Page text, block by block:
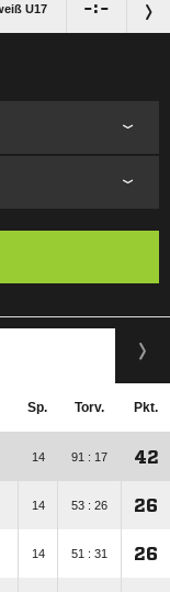
U17 :
Sp. Torv. Pkt.
14 91 : 17 42
14 53 : 26 26
14 51 : 31 26